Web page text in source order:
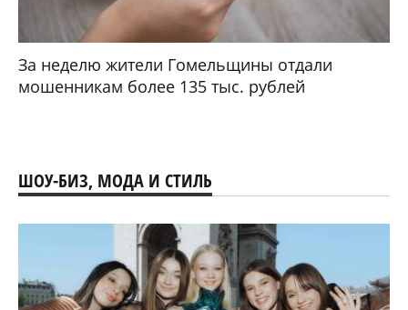
За неделю жители Гомельщины отдали
мошенникам более 135 тыс. рублей
ШОУ-БИЗ, МОДА И СТИЛЬ